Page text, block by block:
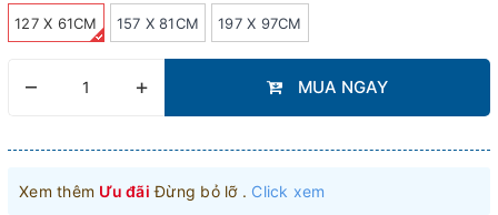
127 X 61CM 157 X 81CM 197 X 97CM
– + MUA NGAY
Xem thêm Ưu đãi Đừng bỏ lỡ . Click xem